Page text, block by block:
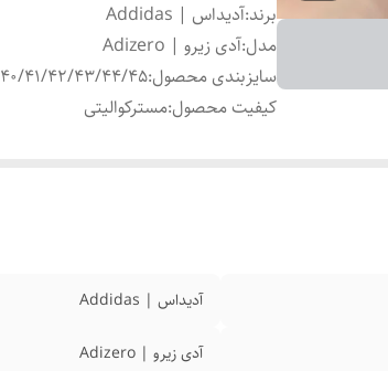
برند:آدیداس | Addidas
مدل:آدی زیرو | Adizero
سایزبندی محصول:
40/41/42/43/44/45
کیفیت محصول:مسترکوالیتی
آدیداس | Addidas
آدی زیرو | Adizero